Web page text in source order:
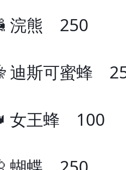
浣熊 250
迪斯可蜜蜂
女王蜂 100